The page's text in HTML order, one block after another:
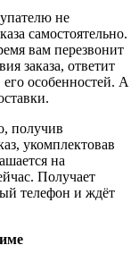
не
самостоятельно.
вам перезвонит
заказа, ответит
особенностей. А
получив
укомплектовав
на
Получает
телефон и ждёт